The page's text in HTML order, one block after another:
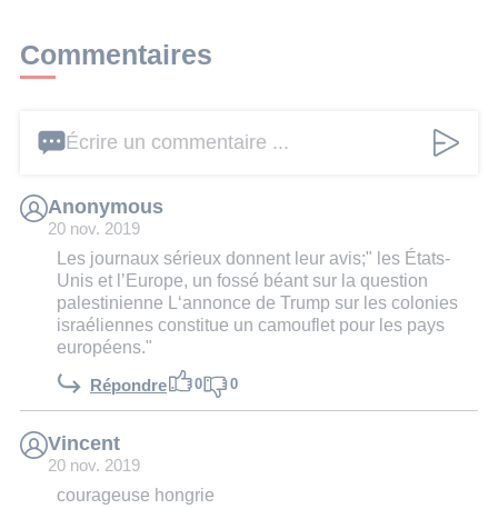
Commentaires
Écrire un commentaire ...
Anonymous
20 nov. 2019
Les journaux sérieux donnent leur avis;" les États-
Unis et l’Europe, un fossé béant sur la question
palestinienne L‘annonce de Trump sur les colonies
israéliennes constitue un camouflet pour les pays
européens."
Répondre 0 0
Vincent
20 nov. 2019
courageuse hongrie